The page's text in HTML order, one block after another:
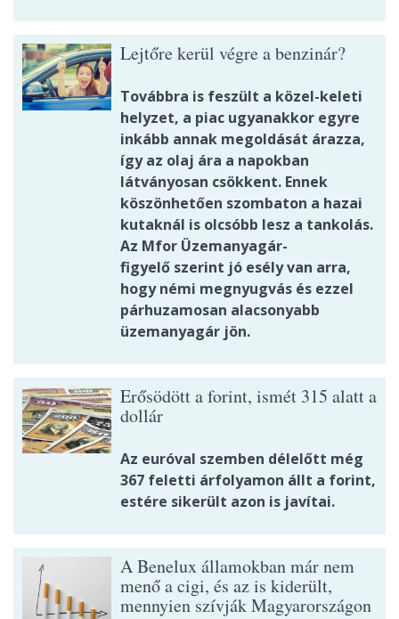
Lejtőre kerül végre a benzinár?
Továbbra is feszült a közel-keleti
helyzet, a piac ugyanakkor egyre
inkább annak megoldását árazza,
így az olaj ára a napokban
látványosan csökkent. Ennek
köszönhetően szombaton a hazai
kutaknál is olcsóbb lesz a tankolás.
Az Mfor Üzemanyagár-
figyelő szerint jó esély van arra,
hogy némi megnyugvás és ezzel
párhuzamosan alacsonyabb
üzemanyagár jön.
Erősödött a forint, ismét 315 alatt a
dollár
Az euróval szemben délelőtt még
367 feletti árfolyamon állt a forint,
estére sikerült azon is javítai.
A Benelux államokban már nem
menő a cigi, és az is kiderült,
mennyien szívják Magyarországon